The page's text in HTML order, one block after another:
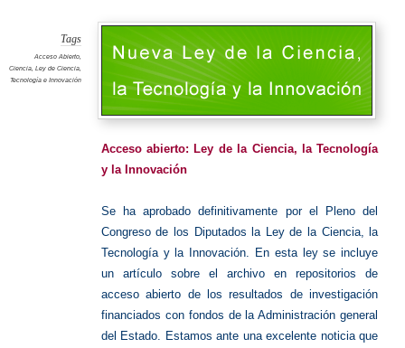
Tags
Acceso Abierto,
Ciencia, Ley de Ciencia,
Tecnología e Innovación
Acceso abierto: Ley de la Ciencia, la Tecnología
y la Innovación
Se ha aprobado definitivamente por el Pleno del
Congreso de los Diputados la Ley de la Ciencia, la
Tecnología y la Innovación. En esta ley se incluye
un artículo sobre el archivo en repositorios de
acceso abierto de los resultados de investigación
financiados con fondos de la Administración general
del Estado. Estamos ante una excelente noticia que